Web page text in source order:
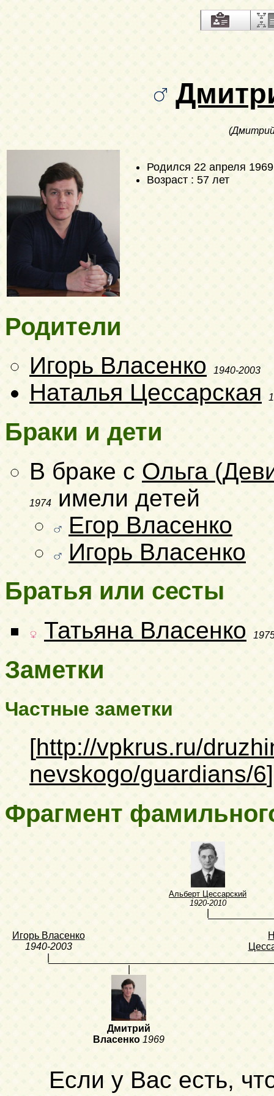
Родился 22 апреля 1969
Возраст : 57 лет
Родители
Игорь Власенко 1940-2003
Наталья Цессарская
Браки и дети
В браке с Ольга
1974
имели детей
Егор Власенко
Игорь Власенко
Братья или сесты
Татьяна Власенко
Заметки
Частные заметки
[http://vpkrus.ru/
nevskogo/guardians/6]
Фрагмент
Альберт Цессарский
1920-2010
Игорь Власенко
1940-2003
Дмитрий
Власенко 1969
Если у Вас есть,